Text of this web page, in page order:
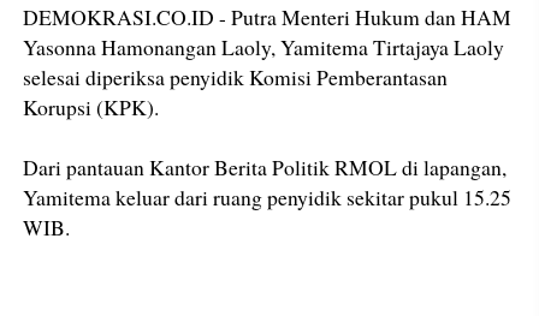
DEMOKRASI.CO.ID - Putra Menteri Hukum dan HAM
Yasonna Hamonangan Laoly, Yamitema Tirtajaya Laoly
selesai diperiksa penyidik Komisi Pemberantasan
Korupsi (KPK).
Dari pantauan Kantor Berita Politik RMOL di lapangan,
Yamitema keluar dari ruang penyidik sekitar pukul 15.25
WIB.